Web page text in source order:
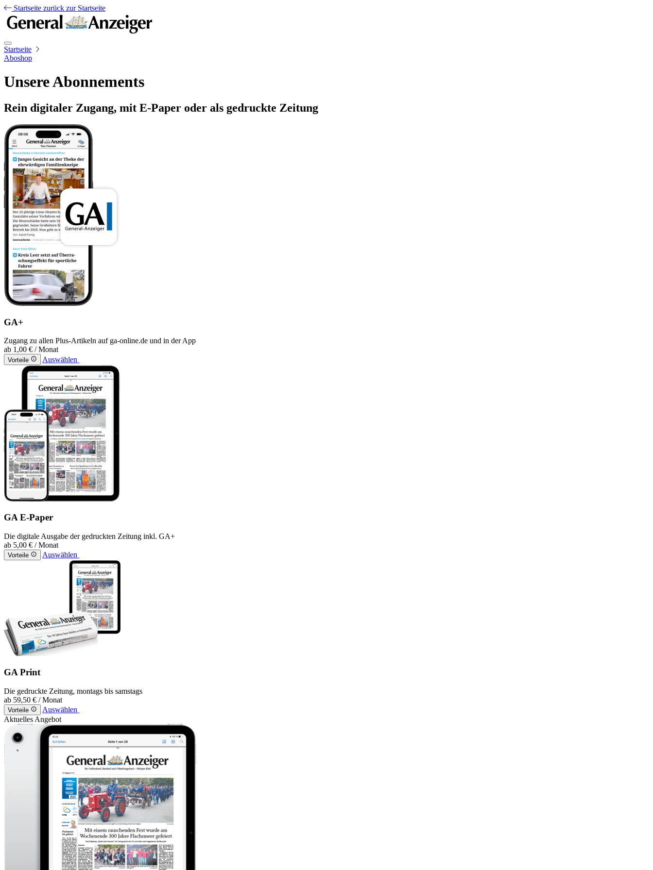
Startseite zurück zur Startseite
Startseite
Aboshop
Unsere Abonnements
Rein digitaler Zugang, mit E-Paper oder als gedruckte Zeitung
GA+
Zugang zu allen Plus-Artikeln auf ga-online.de und in der App
ab 1,00 € / Monat
Vorteile Auswählen
GA E-Paper
Die digitale Ausgabe der gedruckten Zeitung inkl. GA+
ab 5,00 € / Monat
Vorteile Auswählen
GA Print
Die gedruckte Zeitung, montags bis samstags
ab 59,50 € / Monat
Vorteile
Auswählen
Aktuelles Angebot